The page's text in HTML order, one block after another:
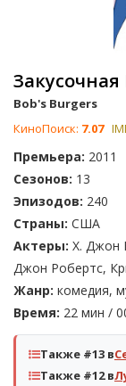
Закусочная
Bob's Burgers
КиноПоиск: 7.07
Премьера: 2011
Сезонов: 13
Эпизодов: 240
Страны: США
Актеры: Х. Джон
Джон Робертс,
Жанр: комедия,
Время: 22 мин /
Также #13 в
Также #12 в